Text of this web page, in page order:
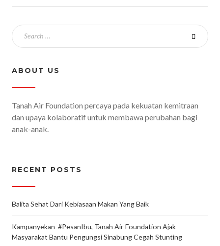
ABOUT US
Tanah Air Foundation percaya pada kekuatan kemitraan
dan upaya kolaboratif untuk membawa perubahan bagi
anak-anak.
RECENT POSTS
Balita Sehat Dari Kebiasaan Makan Yang Baik
Kampanyekan #PesanIbu, Tanah Air Foundation Ajak
Masyarakat Bantu Pengungsi Sinabung Cegah Stunting